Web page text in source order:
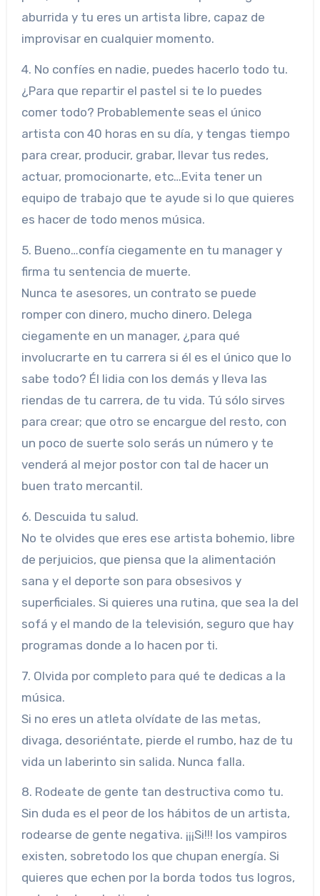
aburrida y tu eres un artista libre, capaz de
improvisar en cualquier momento.
4. No confíes en nadie, puedes hacerlo todo tu.
¿Para que repartir el pastel si te lo puedes
comer todo? Probablemente seas el único
artista con 40 horas en su día, y tengas tiempo
para crear, producir, grabar, llevar tus redes,
actuar, promocionarte, etc…Evita tener un
equipo de trabajo que te ayude si lo que quieres
es hacer de todo menos música.
5. Bueno…confía ciegamente en tu manager y
firma tu sentencia de muerte.
Nunca te asesores, un contrato se puede
romper con dinero, mucho dinero. Delega
ciegamente en un manager, ¿para qué
involucrarte en tu carrera si él es el único que lo
sabe todo? Él lidia con los demás y lleva las
riendas de tu carrera, de tu vida. Tú sólo sirves
para crear; que otro se encargue del resto, con
un poco de suerte solo serás un número y te
venderá al mejor postor con tal de hacer un
buen trato mercantil.
6. Descuida tu salud.
No te olvides que eres ese artista bohemio, libre
de perjuicios, que piensa que la alimentación
sana y el deporte son para obsesivos y
superficiales. Si quieres una rutina, que sea la del
sofá y el mando de la televisión, seguro que hay
programas donde a lo hacen por ti.
7. Olvida por completo para qué te dedicas a la
música.
Si no eres un atleta olvídate de las metas,
divaga, desoriéntate, pierde el rumbo, haz de tu
vida un laberinto sin salida. Nunca falla.
8. Rodeate de gente tan destructiva como tu.
Sin duda es el peor de los hábitos de un artista,
rodearse de gente negativa. ¡¡¡Si!!! los vampiros
existen, sobretodo los que chupan energía. Si
quieres que echen por la borda todos tus logros,